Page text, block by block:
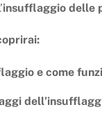
insufflaggio delle
e come